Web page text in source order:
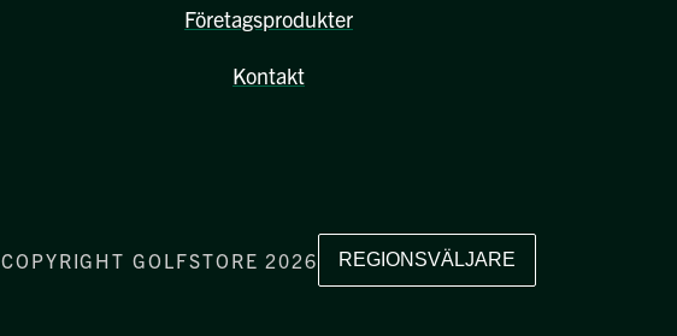
Företagsprodukter
Kontakt
COPYRIGHT GOLFSTORE 2026 REGIONSVÄLJARE